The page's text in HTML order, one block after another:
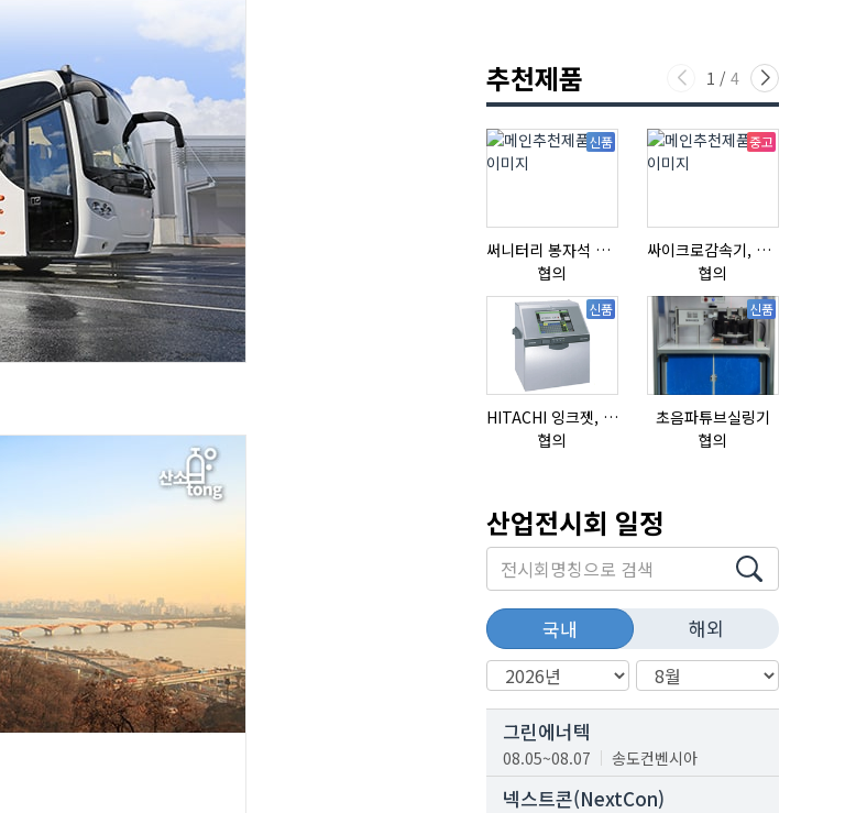
추천제품 1 / 4
신품
써니터리 봉자석 세트 SPECIAL , 봉자석 , 자석봉 , 호퍼용자석 , 전자석
협의
중고
싸이크로감속기, 감속기제작
협의
신품
HITACHI 잉크젯, RX2-BD160S
협의
신품
초음파튜브실링기
협의
산업전시회 일정
국내 해외
그린에너텍
08.05~08.07 송도컨벤시아
넥스트콘(NextCon)